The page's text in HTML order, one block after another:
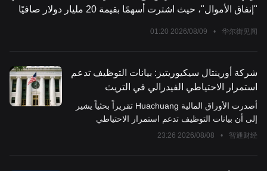
"إنفاق الأموال"، حيث اشترت أسهمًا بقيمة 20 مليار دولار صافيًا
华尔街见闻
•
2026/08/09 01:20
شركة أورينتال سيكيوريتيز: بيانات التوظيف تدعم
استمرار الاحتياطي الفيدرالي في التريث
أصدرت الأوراق المالية Huachuang تقريراً بحثياً يشير
إلى أن بيانات التوظيف تدعم استمرار الاحتياطي
الفيدرالي في الحفاظ على موقفه دون تغيير.
智通财经
•
2026/08/08 23:26